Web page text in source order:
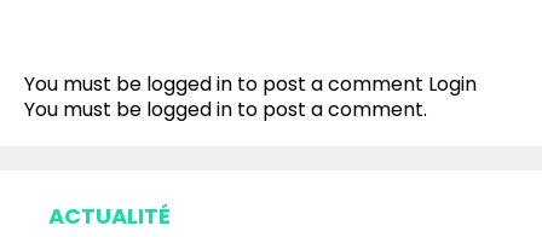
You must be logged in to post a comment Login
You must be logged in to post a comment.
ACTUALITÉ